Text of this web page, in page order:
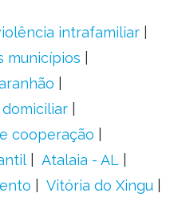
intrafamiliar
municípios
cooperação
Atalaia - AL
Vitória do Xingu